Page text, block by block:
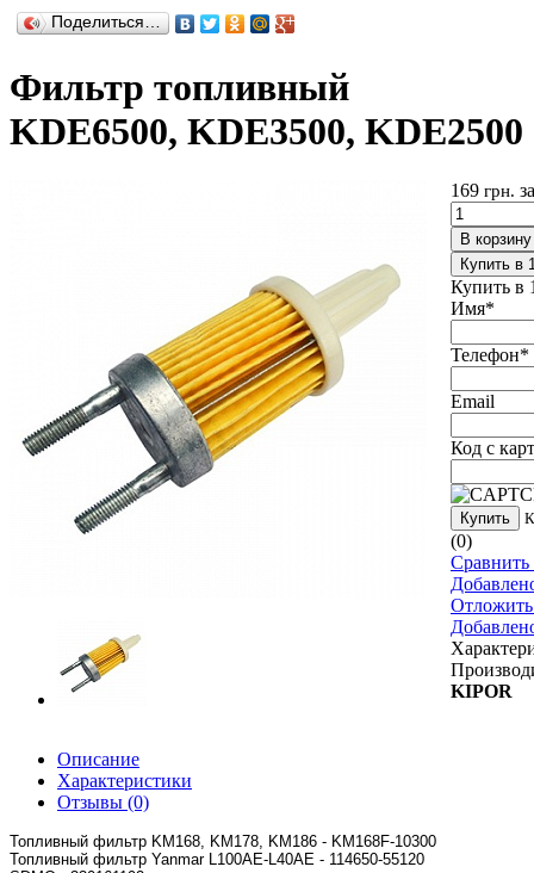
Поделиться…
Фильтр топливный
KDE6500, KDE3500, KDE2500
169 грн.
В корзину
Купить в
Купить в
Имя*
Телефон*
Email
Код с
Купить
(0)
Сравнить
Отложить
KIPOR
Описание
Характеристики
Отзывы (0)
Топливный фильтр KM168, KM178, KM186 - KM168F-10300
Топливный фильтр Yanmar L100AE-L40AE - 114650-55120